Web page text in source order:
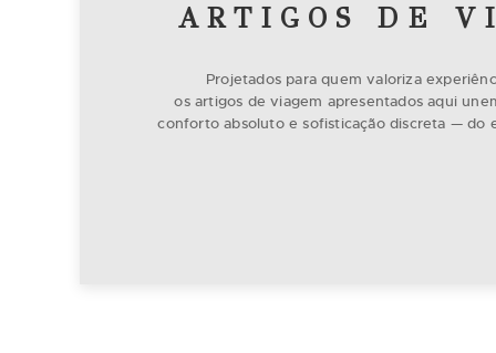
ARTIGOS DE
Projetados para quem valoriza
os artigos de viagem apresentados aqui
conforto absoluto e sofisticação discreta — do